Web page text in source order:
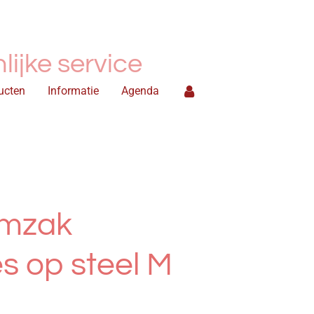
service
Informatie Agenda
op steel M